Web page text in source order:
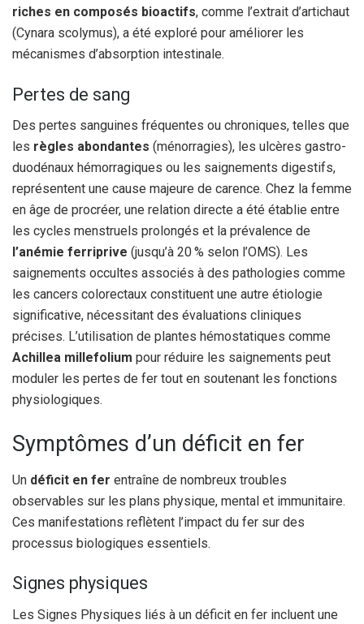
riches en composés bioactifs, comme l’extrait d’artichaut
(Cynara scolymus), a été exploré pour améliorer les
mécanismes d’absorption intestinale.
Pertes de sang
Des pertes sanguines fréquentes ou chroniques, telles que
les règles abondantes (ménorragies), les ulcères gastro-
duodénaux hémorragiques ou les saignements digestifs,
représentent une cause majeure de carence. Chez la femme
en âge de procréer, une relation directe a été établie entre
les cycles menstruels prolongés et la prévalence de
l’anémie ferriprive (jusqu’à 20 % selon l’OMS). Les
saignements occultes associés à des pathologies comme
les cancers colorectaux constituent une autre étiologie
significative, nécessitant des évaluations cliniques
précises. L’utilisation de plantes hémostatiques comme
Achillea millefolium pour réduire les saignements peut
moduler les pertes de fer tout en soutenant les fonctions
physiologiques.
Symptômes d’un déficit en fer
Un déficit en fer entraîne de nombreux troubles
observables sur les plans physique, mental et immunitaire.
Ces manifestations reflètent l’impact du fer sur des
processus biologiques essentiels.
Signes physiques
Les Signes Physiques liés à un déficit en fer incluent une